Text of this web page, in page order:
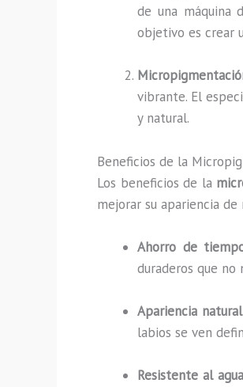
de una máquina
objetivo es crear
vibrante. El
y natural.
Beneficios de la
Los beneficios de la
mejorar su apariencia de
Ahorro de
duraderos que no
Apariencia natural
labios se ven
Resistente al